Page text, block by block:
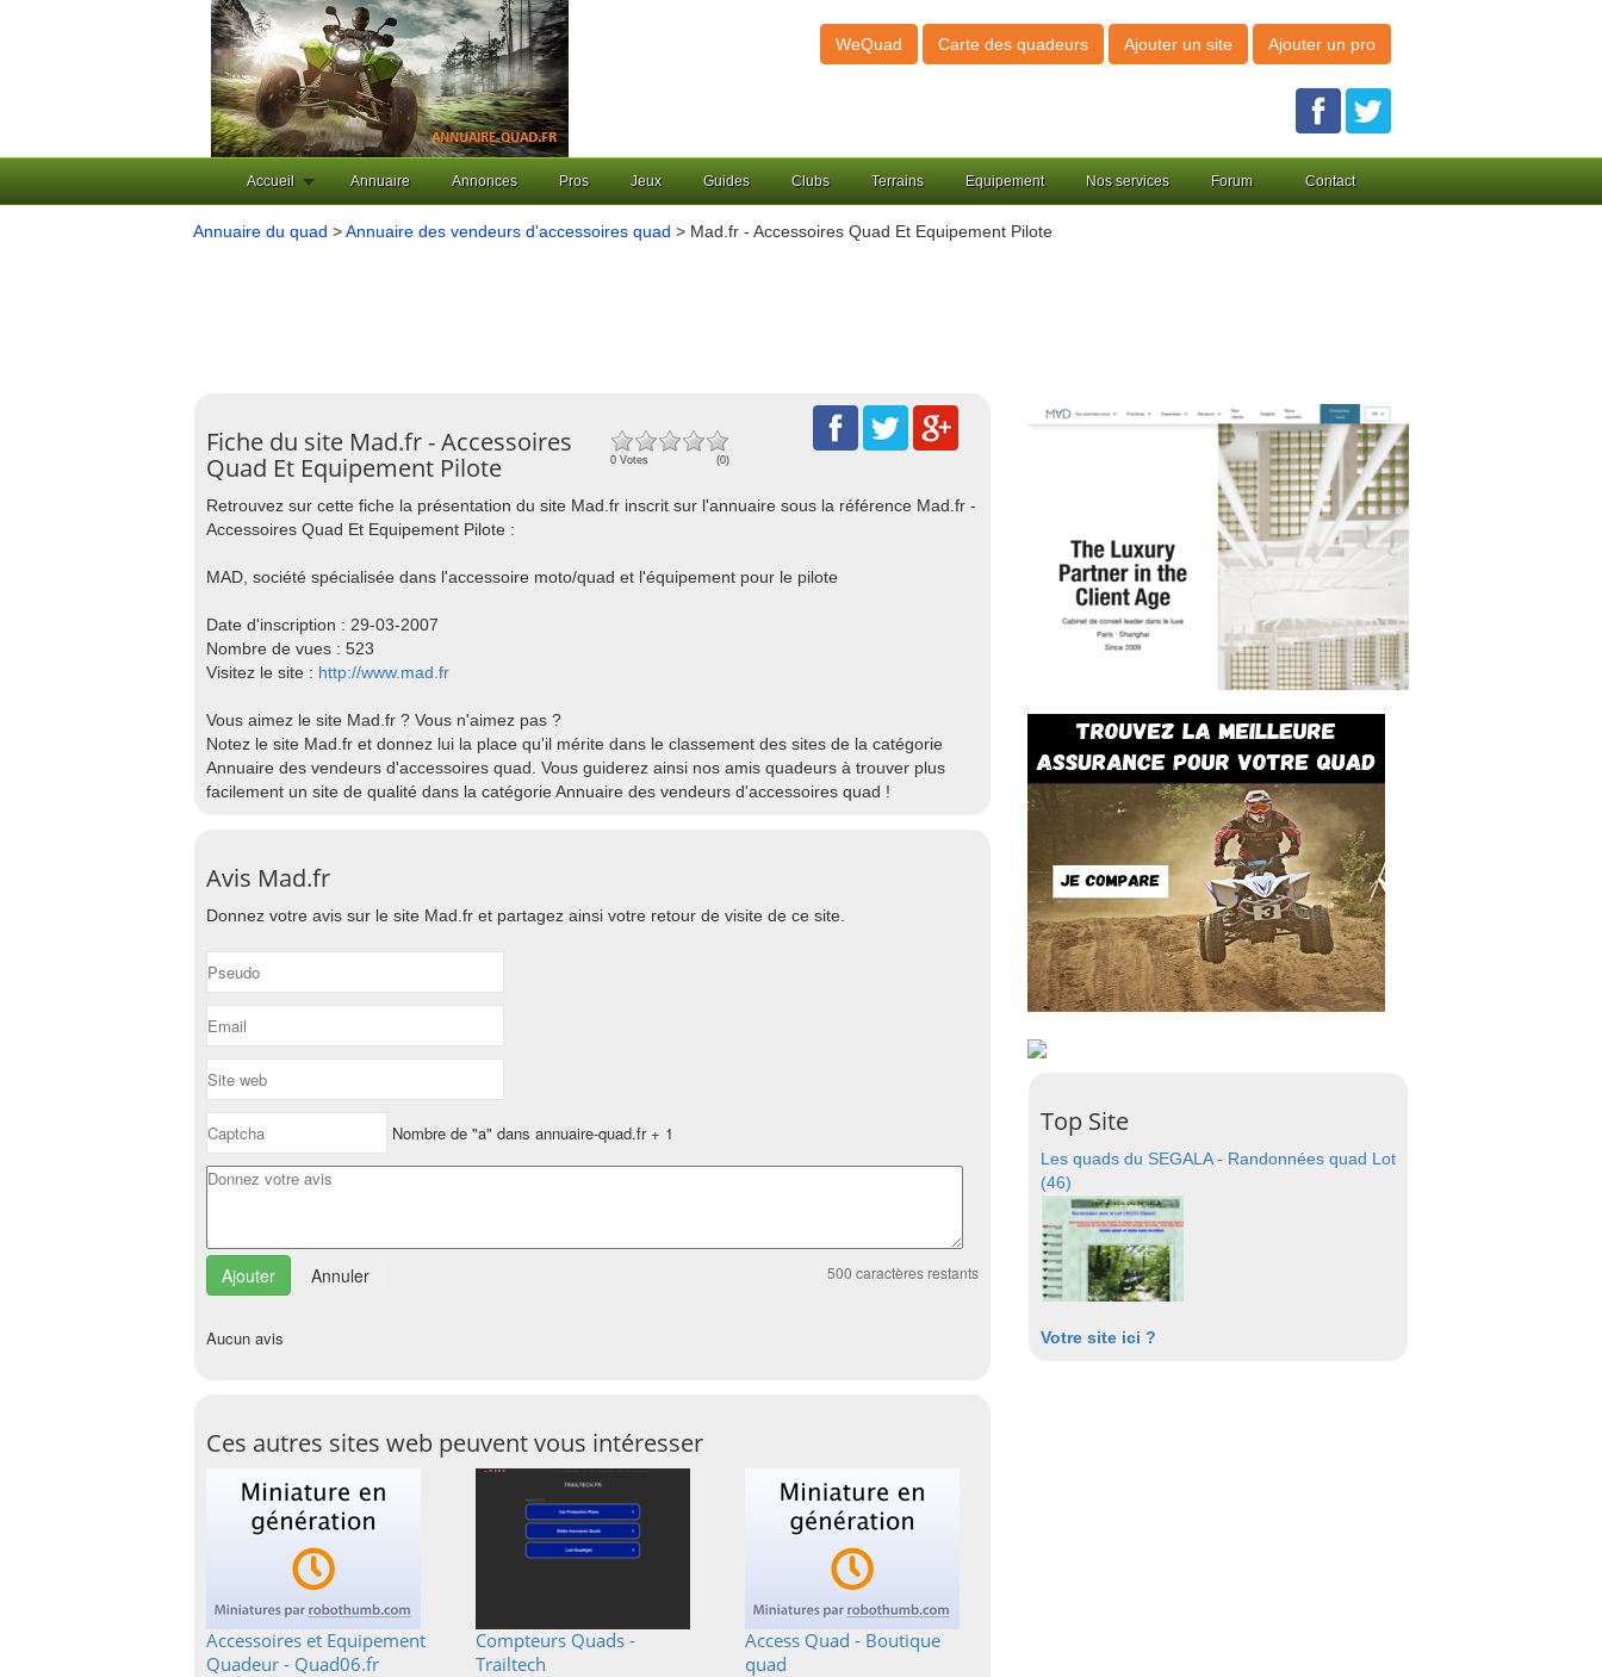
WeQuad Carte des quadeurs Ajouter un site Ajouter un pro
Accueil Annuaire Annonces Pros Jeux Guides Clubs Terrains Equipement Nos services Forum Contact
Annuaire du quad >Annuaire des vendeurs d'accessoires quad > Mad.fr - Accessoires Quad Et Equipement Pilote
Fiche du site Mad.fr - Accessoires
Quad Et Equipement Pilote
0 Votes (0)
Retrouvez sur cette fiche la présentation du site Mad.fr inscrit sur l'annuaire sous la référence Mad.fr -
Accessoires Quad Et Equipement Pilote :
MAD, société spécialisée dans l'accessoire moto/quad et l'équipement pour le pilote
Date d'inscription : 29-03-2007
Nombre de vues : 523
Visitez le site : http://www.mad.fr
Vous aimez le site Mad.fr ? Vous n'aimez pas ?
Notez le site Mad.fr et donnez lui la place qu'il mérite dans le classement des sites de la catégorie
Annuaire des vendeurs d'accessoires quad. Vous guiderez ainsi nos amis quadeurs à trouver plus
facilement un site de qualité dans la catégorie Annuaire des vendeurs d'accessoires quad !
Avis Mad.fr
Donnez votre avis sur le site Mad.fr et partagez ainsi votre retour de visite de ce site.
Nombre de "a" dans annuaire-quad.fr + 1
Annuler 500 caractères restants
Aucun avis
Ces autres sites web peuvent vous intéresser
Accessoires et Equipement
Quadeur - Quad06.fr
Compteurs Quads -
Trailtech
Access Quad - Boutique
quad
Top Site
Les quads du SEGALA - Randonnées quad Lot
(46)
Votre site ici ?